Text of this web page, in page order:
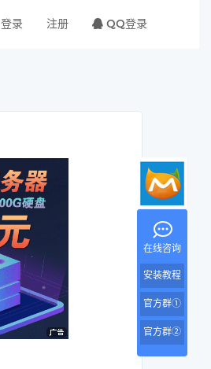
登录 注册 QQ登录
在线咨询
安装教程
官方群①
官方群②